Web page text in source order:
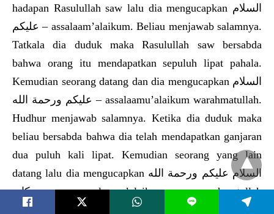
hadapan Rasulullah saw lalu dia mengucapkan السلام
عليكم – assalaam’alaikum. Beliau menjawab salamnya.
Tatkala dia duduk maka Rasulullah saw bersabda
bahwa orang itu mendapatkan sepuluh lipat pahala.
Kemudian seorang datang dan dia mengucapkan السلام
عليكم ورحمة الله – assalaamu’alaikum warahmatullah.
Hudhur menjawab salamnya. Ketika dia duduk maka
beliau bersabda bahwa dia telah mendapatkan ganjaran
dua puluh kali lipat. Kemudian seorang yang lain
datang lalu dia mengucapkan السلام عليكم ورحمة الله
وبركاته- assalaamu’alaikum warahmatullah
hiwabarakaatuhu. Beliau menjawab persis dengan
L